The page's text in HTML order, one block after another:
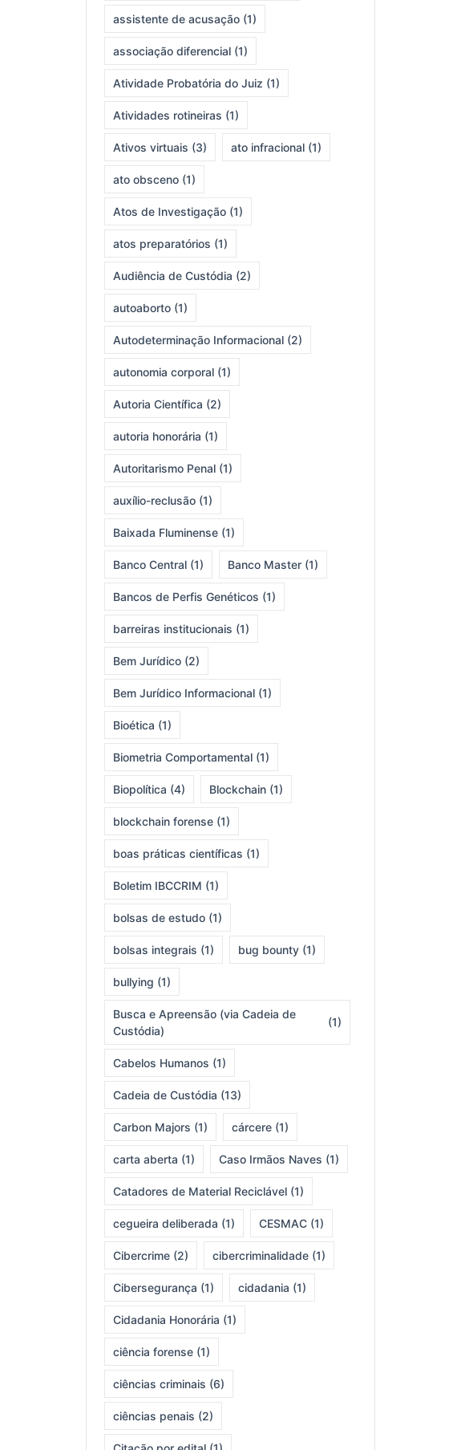
assistente de acusação(1)
associação diferencial(1)
Atividade Probatória do Juiz (1)
Atividades rotineiras (1)
Ativos virtuais (3) ato infracional(1)
ato obsceno(1)
Atos de Investigação(1)
atos preparatórios (1)
Audiência de Custódia (2)
autoaborto(1)
Autodeterminação Informacional(2)
autonomia corporal(1)
Autoria Científica (2)
autoria honorária (1)
Autoritarismo Penal(1)
auxílio-reclusão(1)
Baixada Fluminense(1)
Banco Central(1) Banco Master(1)
Bancos de Perfis Genéticos (1)
barreiras institucionais (1)
Bem Jurídico(2)
Bem Jurídico Informacional(1)
Bioética (1)
Biometria Comportamental(1)
Biopolítica (4) Blockchain(1)
blockchain forense(1)
boas práticas científicas (1)
Boletim IBCCRIM (1)
bolsas de estudo(1)
bolsas integrais (1) bug bounty(1)
bullying (1)
Busca e Apreensão (via Cadeia de
Custódia)
(1)
Cabelos Humanos (1)
Cadeia de Custódia (13)
Carbon Majors (1) cárcere(1)
carta aberta (1) Caso Irmãos Naves (1)
Catadores de Material Reciclável(1)
cegueira deliberada (1) CESMAC(1)
Cibercrime(2) cibercriminalidade(1)
Cibersegurança (1) cidadania (1)
Cidadania Honorária (1)
ciência forense(1)
ciências criminais (6)
ciências penais (2)